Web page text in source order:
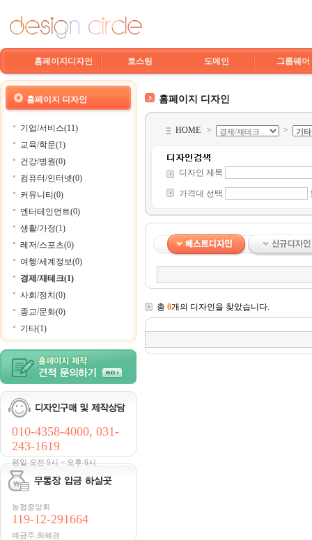
홈페이지디자인 호스팅 도메인 그룹웨어
홈페이지 디자인
기업/서비스(11)
교육/학문(1)
건강/병원(0)
컴퓨터/인터넷(0)
커뮤니티(0)
엔터테인먼트(0)
생활/가정(1)
레저/스포츠(0)
여행/세계정보(0)
경제/재테크(1)
사회/정치(0)
종교/문화(0)
기타(1)
010-4358-4000, 031-
243-1619
평일 오전 9시 ~ 오후 6시
농협중앙회
119-12-291664
예금주:최혜경
홈페이지 디자인
HOME > >
디자인 제목
가격대 선택
총 0개의 디자인을 찾았습니다.